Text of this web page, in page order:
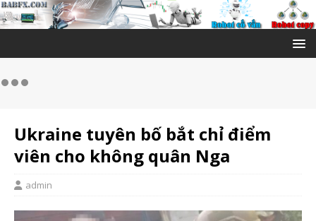
Ukraine tuyên bố bắt chỉ điểm
viên cho không quân Nga
admin